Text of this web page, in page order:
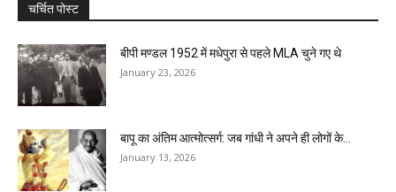
चर्चित पोस्ट
बीपी मण्डल 1952 में मधेपुरा से पहले MLA चुने गए थे
January 23, 2026
बापू का अंतिम आत्मोत्सर्ग: जब गांधी ने अपने ही लोगों के...
January 13, 2026